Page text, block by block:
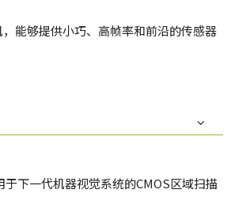
能够提供小巧、高帧率和前沿的传感器
下一代机器视觉系统的CMOS区域扫描